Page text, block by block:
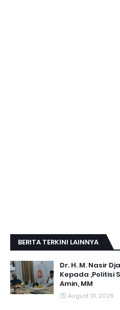
BERITA TERKINI LAINNYA
Dr. H. M. Nasir
Kepada ,Politisi
Amin, MM
August 01, 2026